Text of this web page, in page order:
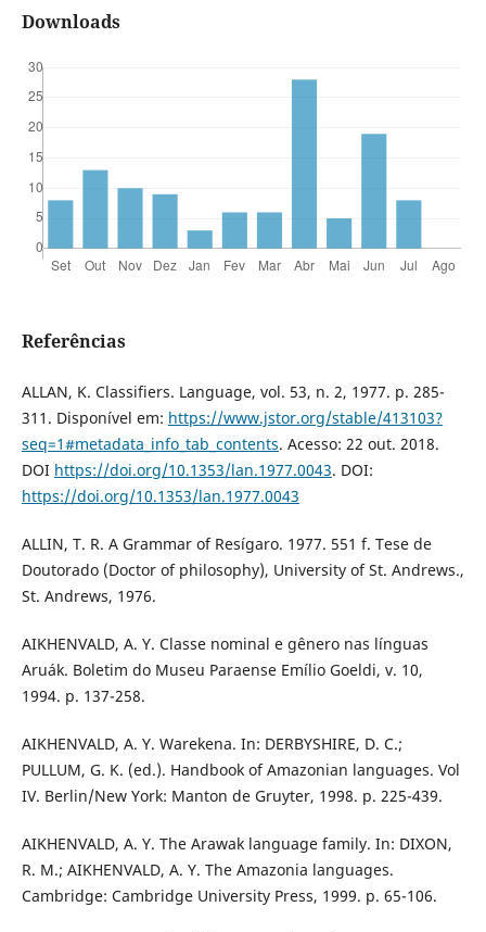
Downloads
Referências
ALLAN, K. Classifiers. Language, vol. 53, n. 2, 1977. p. 285-
311. Disponível em: https://www.jstor.org/stable/413103?
seq=1#metadata_info_tab_contents. Acesso: 22 out. 2018.
DOI https://doi.org/10.1353/lan.1977.0043. DOI:
https://doi.org/10.1353/lan.1977.0043
ALLIN, T. R. A Grammar of Resígaro. 1977. 551 f. Tese de
Doutorado (Doctor of philosophy), University of St. Andrews.,
St. Andrews, 1976.
AIKHENVALD, A. Y. Classe nominal e gênero nas línguas
Aruák. Boletim do Museu Paraense Emílio Goeldi, v. 10,
1994. p. 137-258.
AIKHENVALD, A. Y. Warekena. In: DERBYSHIRE, D. C.;
PULLUM, G. K. (ed.). Handbook of Amazonian languages. Vol
IV. Berlin/New York: Manton de Gruyter, 1998. p. 225-439.
AIKHENVALD, A. Y. The Arawak language family. In: DIXON,
R. M.; AIKHENVALD, A. Y. The Amazonia languages.
Cambridge: Cambridge University Press, 1999. p. 65-106.